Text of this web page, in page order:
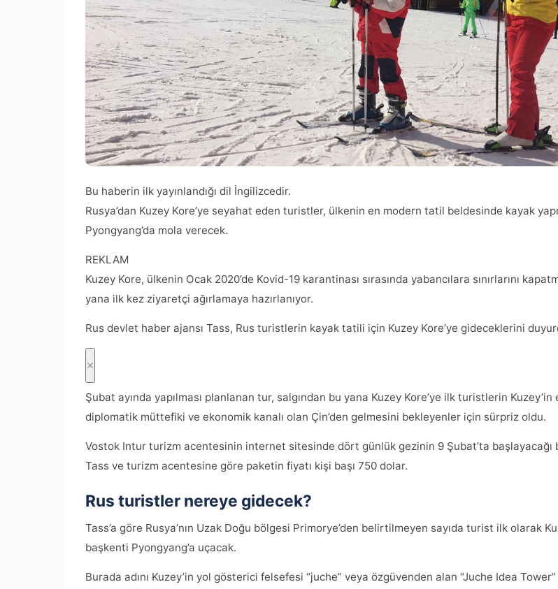
Bu haberin ilk yayınlandığı dil İngilizcedir.
Rusya’dan Kuzey Kore’ye seyahat eden turistler, ülkenin en modern tatil beldesinde kayak
Pyongyang’da mola verecek.
REKLAM
Kuzey Kore, ülkenin Ocak 2020’de Kovid-19 karantinası sırasında yabancılara sınırlarını
yana ilk kez ziyaretçi ağırlamaya hazırlanıyor.
Rus devlet haber ajansı Tass, Rus turistlerin kayak tatili için Kuzey Kore’ye gideceklerini
Şubat ayında yapılması planlanan tur, salgından bu yana Kuzey Kore’ye ilk turistlerin Kuzey’in
diplomatik müttefiki ve ekonomik kanalı olan Çin’den gelmesini bekleyenler için sürpriz oldu.
Vostok Intur turizm acentesinin internet sitesinde dört günlük gezinin 9 Şubat’ta başlayacağı
Tass ve turizm acentesine göre paketin fiyatı kişi başı 750 dolar.
Rus turistler nereye gidecek?
Tass’a göre Rusya’nın Uzak Doğu bölgesi Primorye’den belirtilmeyen sayıda turist ilk olarak
başkenti Pyongyang’a uçacak.
Burada adını Kuzey’in yol gösterici felsefesi “juche” veya özgüvenden alan “Juche Idea Tower”